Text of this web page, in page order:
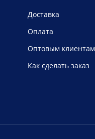
Доставка
Оплата
Оптовым клиентам
Как сделать заказ